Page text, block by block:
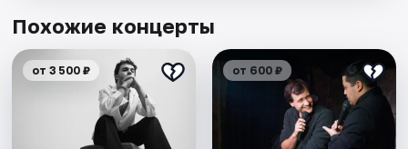
Похожие концерты
от 3 500 ₽ от 600 ₽